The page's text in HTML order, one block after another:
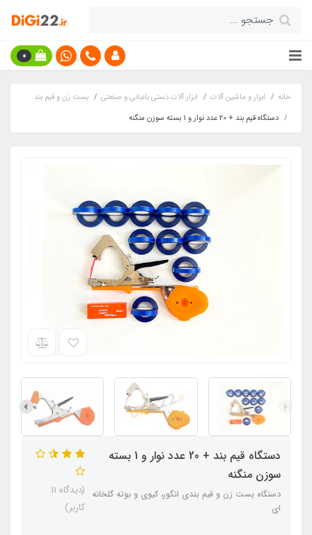
0
خانه ابزار و ماشین آلات ابزار آلات دستی باغبانی و صنعتی
بست زن و قیم بند
دستگاه قیم بند + 20 عدد نوار و 1 بسته سوزن منگنه
دستگاه قیم بند + 20 عدد نوار و 1 بسته
سوزن منگنه
دستگاه بست زن و قیم بندی انگور، کیوی و بوته گلخانه
ای
(دیدگاه 11
کاربر)